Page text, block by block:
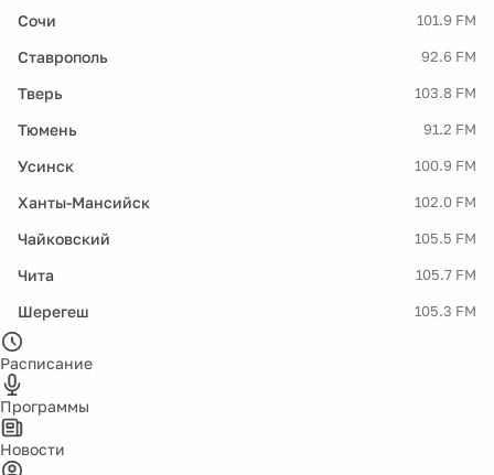
Сочи 101.9 FM
Ставрополь 92.6 FM
Тверь 103.8 FM
Тюмень 91.2 FM
Усинск 100.9 FM
Ханты-Мансийск 102.0 FM
Чайковский 105.5 FM
Чита 105.7 FM
Шерегеш 105.3 FM
Расписание
Программы
Новости